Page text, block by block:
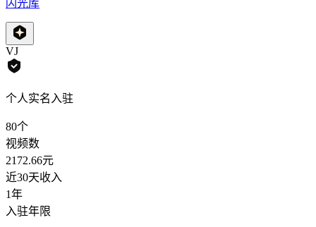
闪光库
VJ
个人实名入驻
80个
视频数
2172.66元
近30天收入
1年
入驻年限